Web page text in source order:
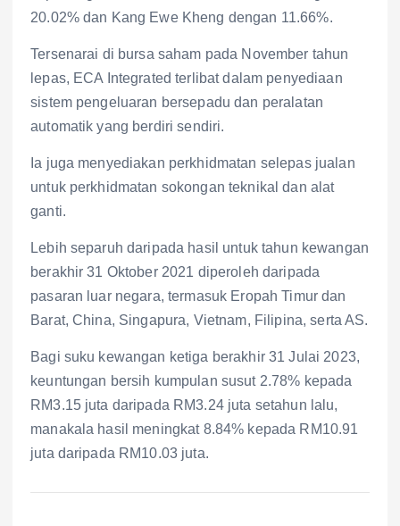
20.02% dan Kang Ewe Kheng dengan 11.66%.
Tersenarai di bursa saham pada November tahun
lepas, ECA Integrated terlibat dalam penyediaan
sistem pengeluaran bersepadu dan peralatan
automatik yang berdiri sendiri.
Ia juga menyediakan perkhidmatan selepas jualan
untuk perkhidmatan sokongan teknikal dan alat
ganti.
Lebih separuh daripada hasil untuk tahun kewangan
berakhir 31 Oktober 2021 diperoleh daripada
pasaran luar negara, termasuk Eropah Timur dan
Barat, China, Singapura, Vietnam, Filipina, serta AS.
Bagi suku kewangan ketiga berakhir 31 Julai 2023,
keuntungan bersih kumpulan susut 2.78% kepada
RM3.15 juta daripada RM3.24 juta setahun lalu,
manakala hasil meningkat 8.84% kepada RM10.91
juta daripada RM10.03 juta.